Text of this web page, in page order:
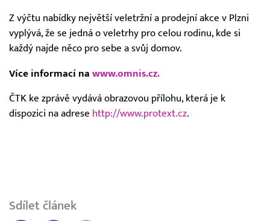
Z výčtu nabídky největší veletržní a prodejní akce v Plzni
vyplývá, že se jedná o veletrhy pro celou rodinu, kde si
každý najde něco pro sebe a svůj domov.
Více informací na www.omnis.cz.
ČTK ke zprávě vydává obrazovou přílohu, která je k
dispozici na adrese http://www.protext.cz.
Sdílet článek